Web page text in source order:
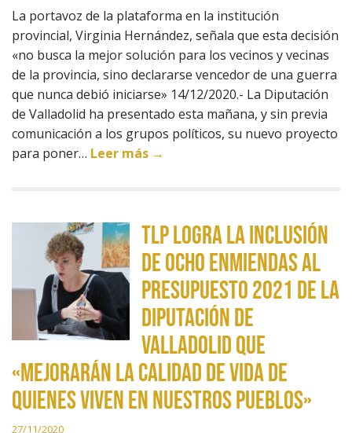
La portavoz de la plataforma en la institución
provincial, Virginia Hernández, señala que esta decisión
«no busca la mejor solución para los vecinos y vecinas
de la provincia, sino declararse vencedor de una guerra
que nunca debió iniciarse» 14/12/2020.- La Diputación
de Valladolid ha presentado esta mañana, y sin previa
comunicación a los grupos políticos, su nuevo proyecto
para poner… Leer más →
TLP logra la inclusión
de ocho enmiendas al
Presupuesto 2021 de la
Diputación de
Valladolid que
«mejorarán la calidad de vida de
quienes viven en nuestros pueblos»
27/11/2020